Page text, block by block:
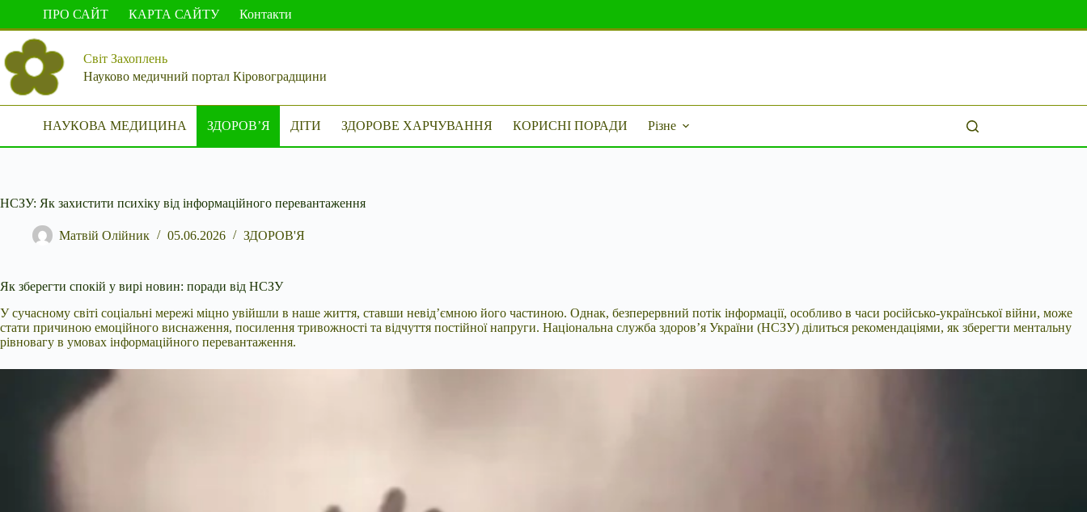
вмісту
ПРО САЙТ КАРТА САЙТУ Контакти
Світ Захоплень
Науково медичний портал Кіровоградщини
НАУКОВА МЕДИЦИНА ЗДОРОВ’Я ДІТИ ЗДОРОВЕ ХАРЧУВАННЯ КОРИСНІ ПОРАДИ Різне
НСЗУ: Як захистити психіку від інформаційного перевантаження
Матвій Олійник 05.06.2026 ЗДОРОВ'Я
Як зберегти спокій у вирі новин: поради від НСЗУ
У сучасному світі соціальні мережі міцно увійшли в наше життя, ставши невід’ємною його частиною. Однак, безперервний потік інформації, особливо в часи російсько-української війни, може
стати причиною емоційного виснаження, посилення тривожності та відчуття постійної напруги. Національна служба здоров’я України (НСЗУ) ділиться рекомендаціями, як зберегти ментальну
рівновагу в умовах інформаційного перевантаження.